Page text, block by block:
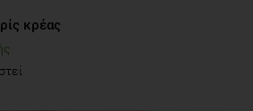
κρέας